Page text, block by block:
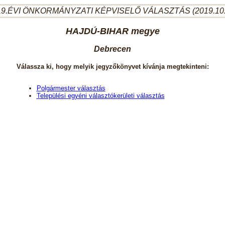
ÖNKORMÁNYZATI KÉPVISELŐ VÁLASZTÁS
HAJDÚ-BIHAR megye
Debrecen
Válassza ki, hogy melyik jegyzőkönyvet kívánja megtekinteni:
Polgármester választás
Települési egyéni választókerületi választás